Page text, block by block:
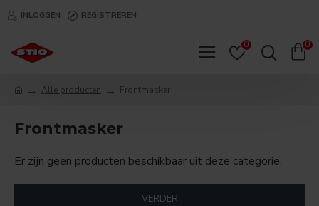
INLOGGEN REGISTREREN
0 0
Alle producten Frontmasker
Frontmasker
Er zijn geen producten beschikbaar uit deze categorie.
VERDER